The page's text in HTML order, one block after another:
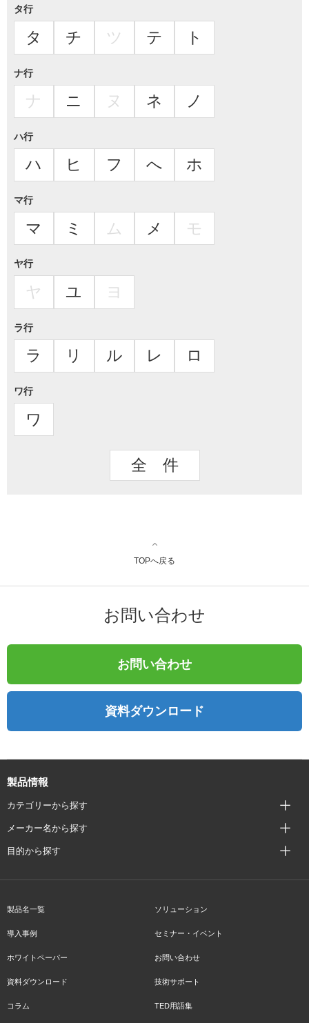
タ行
タ チ ツ テ ト
ナ行
ナ ニ ヌ ネ ノ
ハ行
ハ ヒ フ へ ホ
マ行
マ ミ ム メ モ
ヤ行
ヤ ユ ヨ
ラ行
ラ リ ル レ ロ
ワ行
ワ
全 件
TOPへ戻る
お問い合わせ
お問い合わせ
資料ダウンロード
製品情報
カテゴリーから探す
メーカー名から探す
目的から探す
製品名一覧 ソリューション
導入事例 セミナー・イベント
ホワイトペーパー お問い合わせ
資料ダウンロード 技術サポート
コラム TED用語集